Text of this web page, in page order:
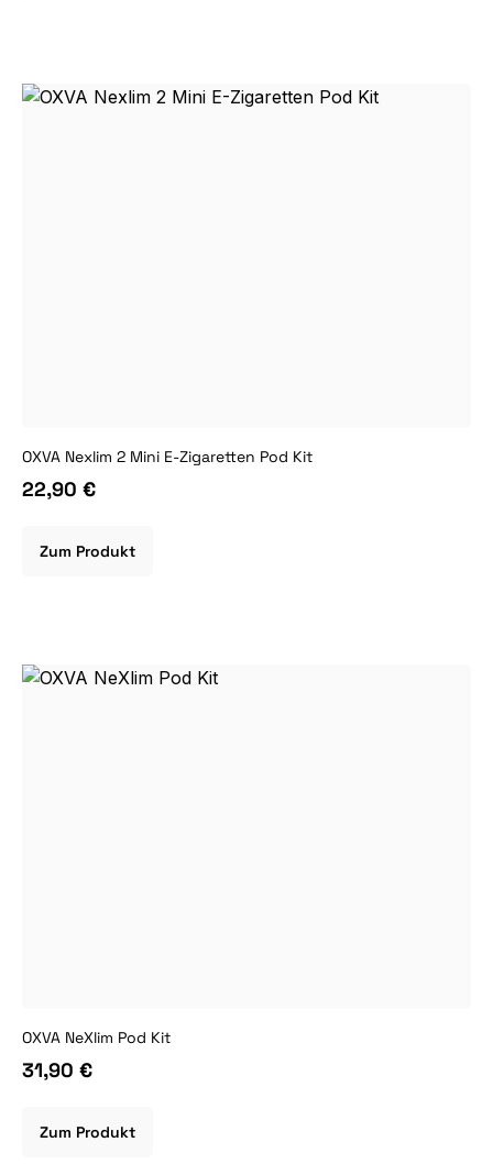
OXVA Nexlim 2 Mini E-Zigaretten Pod Kit
22,90 €
Zum Produkt
OXVA NeXlim Pod Kit
31,90 €
Zum Produkt